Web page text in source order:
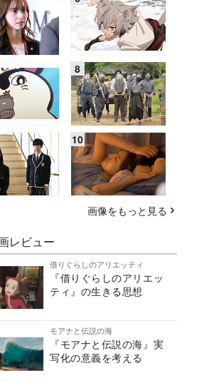
画像をもっと見る
レビュー
借りぐらしのアリエッティ
『借りぐらしのアリエッ
ティ』の生きる思想
モアナと伝説の海
『モアナと伝説の海』実
写化の意義を考える